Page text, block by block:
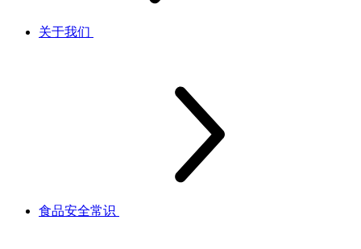
关于我们
食品安全常识